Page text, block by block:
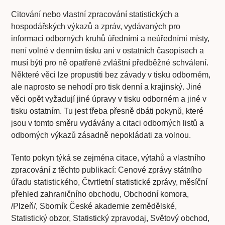
Citování nebo vlastní zpracování statistických a
hospodářských výkazů a zpráv, vydávaných pro
informaci odborných kruhů úředními a neúředními místy,
není volné v denním tisku ani v ostatních časopisech a
musí býti pro ně opatřené zvláštní předběžné schválení.
Některé věci lze propustiti bez závady v tisku odborném,
ale naprosto se nehodí pro tisk denní a krajinský. Jiné
věci opět vyžadují jiné úpravy v tisku odborném a jiné v
tisku ostatním. Tu jest třeba přesně dbáti pokynů, které
jsou v tomto směru vydávány a citaci odborných listů a
odborných výkazů zásadně nepokládati za volnou.
Tento pokyn týká se zejména citace, výtahů a vlastního
zpracování z těchto publikací: Cenové zprávy státního
úřadu statistického, Čtvrtletní statistické zprávy, měsíční
přehled zahraničního obchodu, Obchodní komora,
/Plzeň/, Sborník České akademie zemědělské,
Statistický obzor, Statistický zpravodaj, Světový obchod,